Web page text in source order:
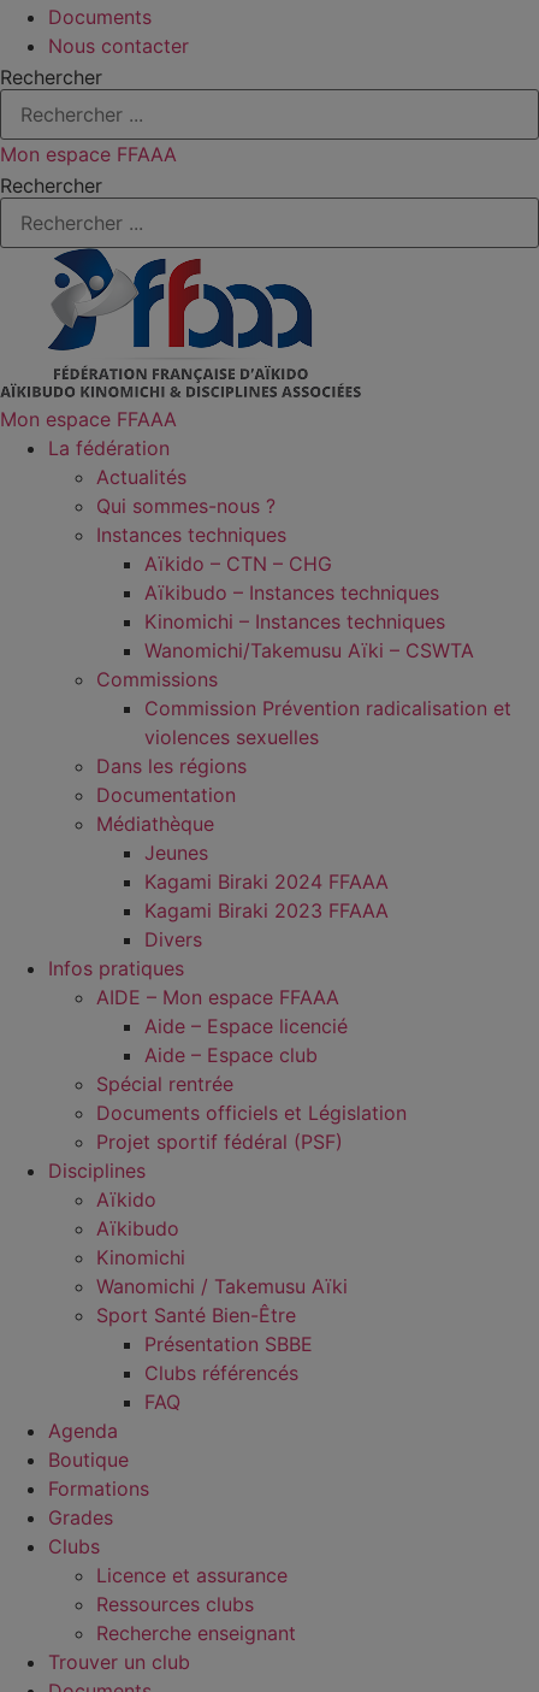
Documents
Nous contacter
Rechercher
Mon espace FFAAA
Rechercher
Mon espace FFAAA
La fédération
Actualités
Qui sommes-nous ?
Instances techniques
Aïkido – CTN – CHG
Aïkibudo – Instances techniques
Kinomichi – Instances techniques
Wanomichi/Takemusu Aïki – CSWTA
Commissions
Commission Prévention radicalisation et
violences sexuelles
Dans les régions
Documentation
Médiathèque
Jeunes
Kagami Biraki 2024 FFAAA
Kagami Biraki 2023 FFAAA
Divers
Infos pratiques
AIDE – Mon espace FFAAA
Aide – Espace licencié
Aide – Espace club
Spécial rentrée
Documents officiels et Législation
Projet sportif fédéral (PSF)
Disciplines
Aïkido
Aïkibudo
Kinomichi
Wanomichi / Takemusu Aïki
Sport Santé Bien-Être
Présentation SBBE
Clubs référencés
FAQ
Agenda
Boutique
Formations
Grades
Clubs
Licence et assurance
Ressources clubs
Recherche enseignant
Trouver un club